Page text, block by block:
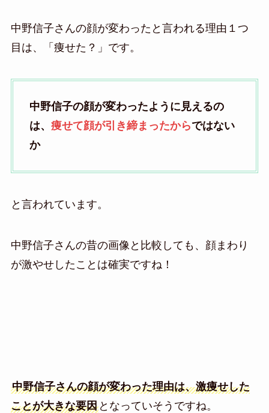
中野信子さんの顔が変わったと言われる理由１つ
目は、「痩せた？」です。
中野信子の顔が変わったように見えるの
は、 痩せて顔が引き締まったからではない
か
と言われています。
中野信子さんの昔の画像と比較しても、顔まわり
が激やせしたことは確実ですね！
中野信子さんの顔が変わった理由は、激痩せした
ことが大きな要因となっていそうですね。